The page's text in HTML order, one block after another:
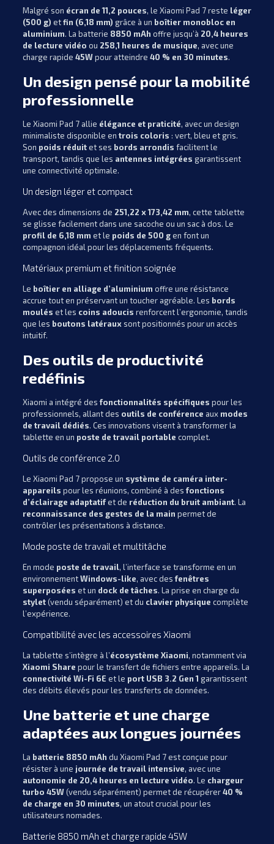
Malgré son écran de 11,2 pouces, le Xiaomi Pad 7 reste léger
(500 g) etfin (6,18 mm) grâce à un boîtier monobloc en
aluminium. La batterie 8850 mAh offre jusqu’à 20,4 heures
de lecture vidéo ou 258,1 heures de musique, avec une
charge rapide 45Wpour atteindre 40 % en 30 minutes.
Un design pensé pour la mobilité
professionnelle
Le Xiaomi Pad 7 allie élégance et praticité, avec un design
minimaliste disponible entrois coloris : vert, bleu et gris.
Son poids réduitet ses bords arrondis facilitent le
transport, tandis que les antennes intégrées garantissent
une connectivité optimale.
Un design léger et compact
Avec des dimensions de 251,22 x 173,42 mm, cette tablette
se glisse facilement dans une sacoche ou un sac à dos. Le
profil de 6,18 mm et le poids de 500 gen font un
compagnon idéal pour les déplacements fréquents.
Matériaux premium et finition soignée
Le boîtier en alliage d’aluminium offre une résistance
accrue tout en préservant un toucher agréable. Les bords
moulés et les coins adoucis renforcent l’ergonomie, tandis
que les boutons latérauxsont positionnés pour un accès
intuitif.
Des outils de productivité
redéfinis
Xiaomi a intégré desfonctionnalités spécifiques pour les
professionnels, allant des outils de conférence aux modes
de travail dédiés. Ces innovations visent à transformer la
tablette en un poste de travail portable complet.
Outils de conférence 2.0
Le Xiaomi Pad 7 propose un système de caméra inter-
appareils pour les réunions, combiné à desfonctions
d’éclairage adaptatifet de réduction du bruit ambiant. La
reconnaissance des gestes de la main permet de
contrôler les présentations à distance.
Mode poste de travail et multitâche
En mode poste de travail, l’interface se transforme en un
environnementWindows-like, avec desfenêtres
superposées et un dock de tâches. La prise en charge du
stylet(vendu séparément) et du clavier physique complète
l’expérience.
Compatibilité avec les accessoires Xiaomi
La tablette s’intègre à l’écosystème Xiaomi, notamment via
Xiaomi Share pour le transfert de fichiers entre appareils. La
connectivité Wi-Fi 6E et le port USB 3.2 Gen 1 garantissent
des débits élevés pour les transferts de données.
Une batterie et une charge
adaptées aux longues journées
La batterie 8850 mAh du Xiaomi Pad 7 est conçue pour
résister à une journée de travail intensive, avec une
autonomie de 20,4 heures en lecture vidéo. Le chargeur
turbo 45W(vendu séparément) permet de récupérer40 %
de charge en 30 minutes, un atout crucial pour les
utilisateurs nomades.
Batterie 8850 mAh et charge rapide 45W